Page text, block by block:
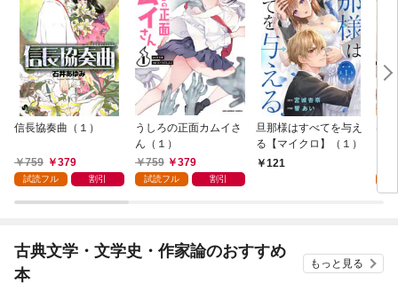
信長協奏曲（１）
759 379
試読フル 割引
うしろの正面カムイさ
ん（１）
759
379
試読フル 割引
旦那様はすべてを与え
る【マイクロ】（１）
121
は
古典文学・文学史・作家論のおすすめ
本
もっと見る